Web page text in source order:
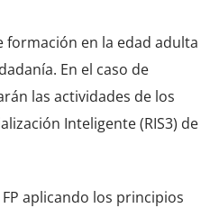
formación en la edad adulta
En el caso de
las actividades de los
Inteligente (RIS3) de
aplicando los principios